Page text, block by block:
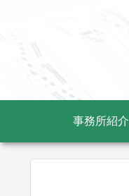
事務所紹介